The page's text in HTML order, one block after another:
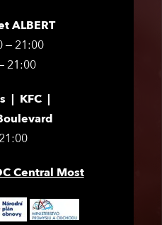
ALBERT
– 21:00
21:00
| KFC |
Central Most